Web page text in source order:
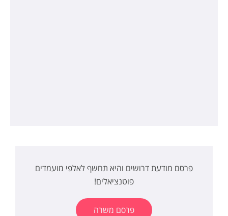
פרסם מודעת דרושים והיא תחשף לאלפי מועמדים
פוטנציאלים!
פרסם משרה